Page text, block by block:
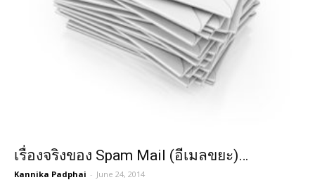
เรื่องจริงของ Spam Mail (อีเมลขยะ)…
Kannika Padphai - June 24, 2014